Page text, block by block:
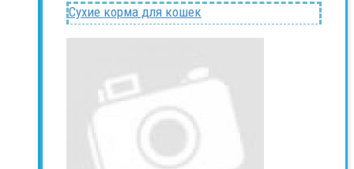
Сухие корма для кошек